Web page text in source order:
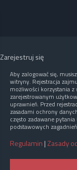
Zarejestruj się
Aby zalogować się,
witryny. Rejestracja
możliwości korzystania
zarejestrowanym
uprawnień. Przed
zasadami ochrony
często zadawane
podstawowych
Regulamin | Zasady